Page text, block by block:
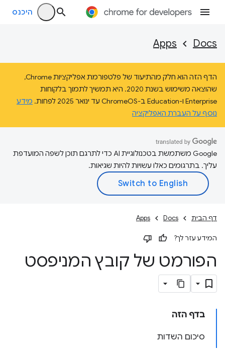
היכנס
Docs
Apps
הדף הזה הוא חלק מהתיעוד של פלטפורמת אפליקציות Chrome,
שהוצאה משימוש בשנת 2020. היא תמשיך לתמוך בלקוחות
Enterprise ו-Education ב-ChromeOS עד ינואר 2025 לפחות.
מידע
נוסף על העברת האפליקציה
‫Google משתמשת בטכנולוגיית AI כדי לתרגם תוכן לשפה המועדפת
עליך. בתרגומים כאלו עשויות להיות שגיאות.
דף הבית Docs
Apps
המידע עזר לך?
הפורמט של קובץ המניפסט
בדף הזה
סיכום השדות